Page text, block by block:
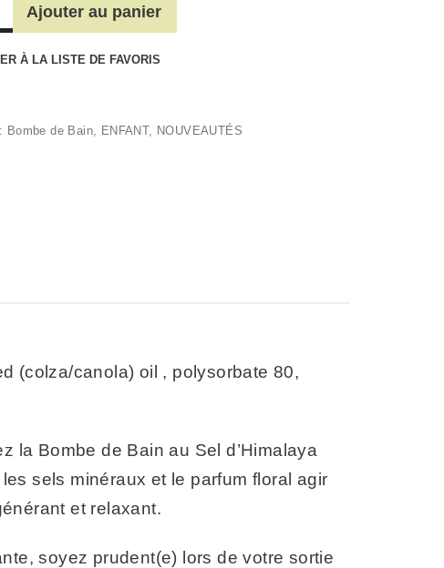
Ajouter au panier
À LA LISTE DE FAVORIS
Bombe de Bain, ENFANT, NOUVEAUTÉS
(colza/canola) oil , polysorbate 80,
la Bombe de Bain au Sel d’Himalaya
sels minéraux et le parfum floral agir
et relaxant.
soyez prudent(e) lors de votre sortie